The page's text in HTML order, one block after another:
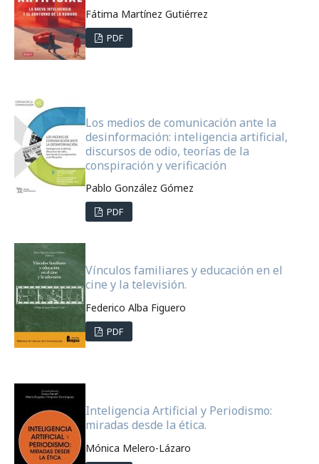
Fátima Martínez Gutiérrez
PDF
Los medios de comunicación ante la
desinformación: inteligencia artificial,
discursos de odio, teorías de la
conspiración y verificación
Pablo González Gómez
PDF
Vínculos familiares y educación en el
cine y la televisión.
Federico Alba Figuero
PDF
Inteligencia Artificial y Periodismo:
miradas desde la ética.
Mónica Melero-Lázaro